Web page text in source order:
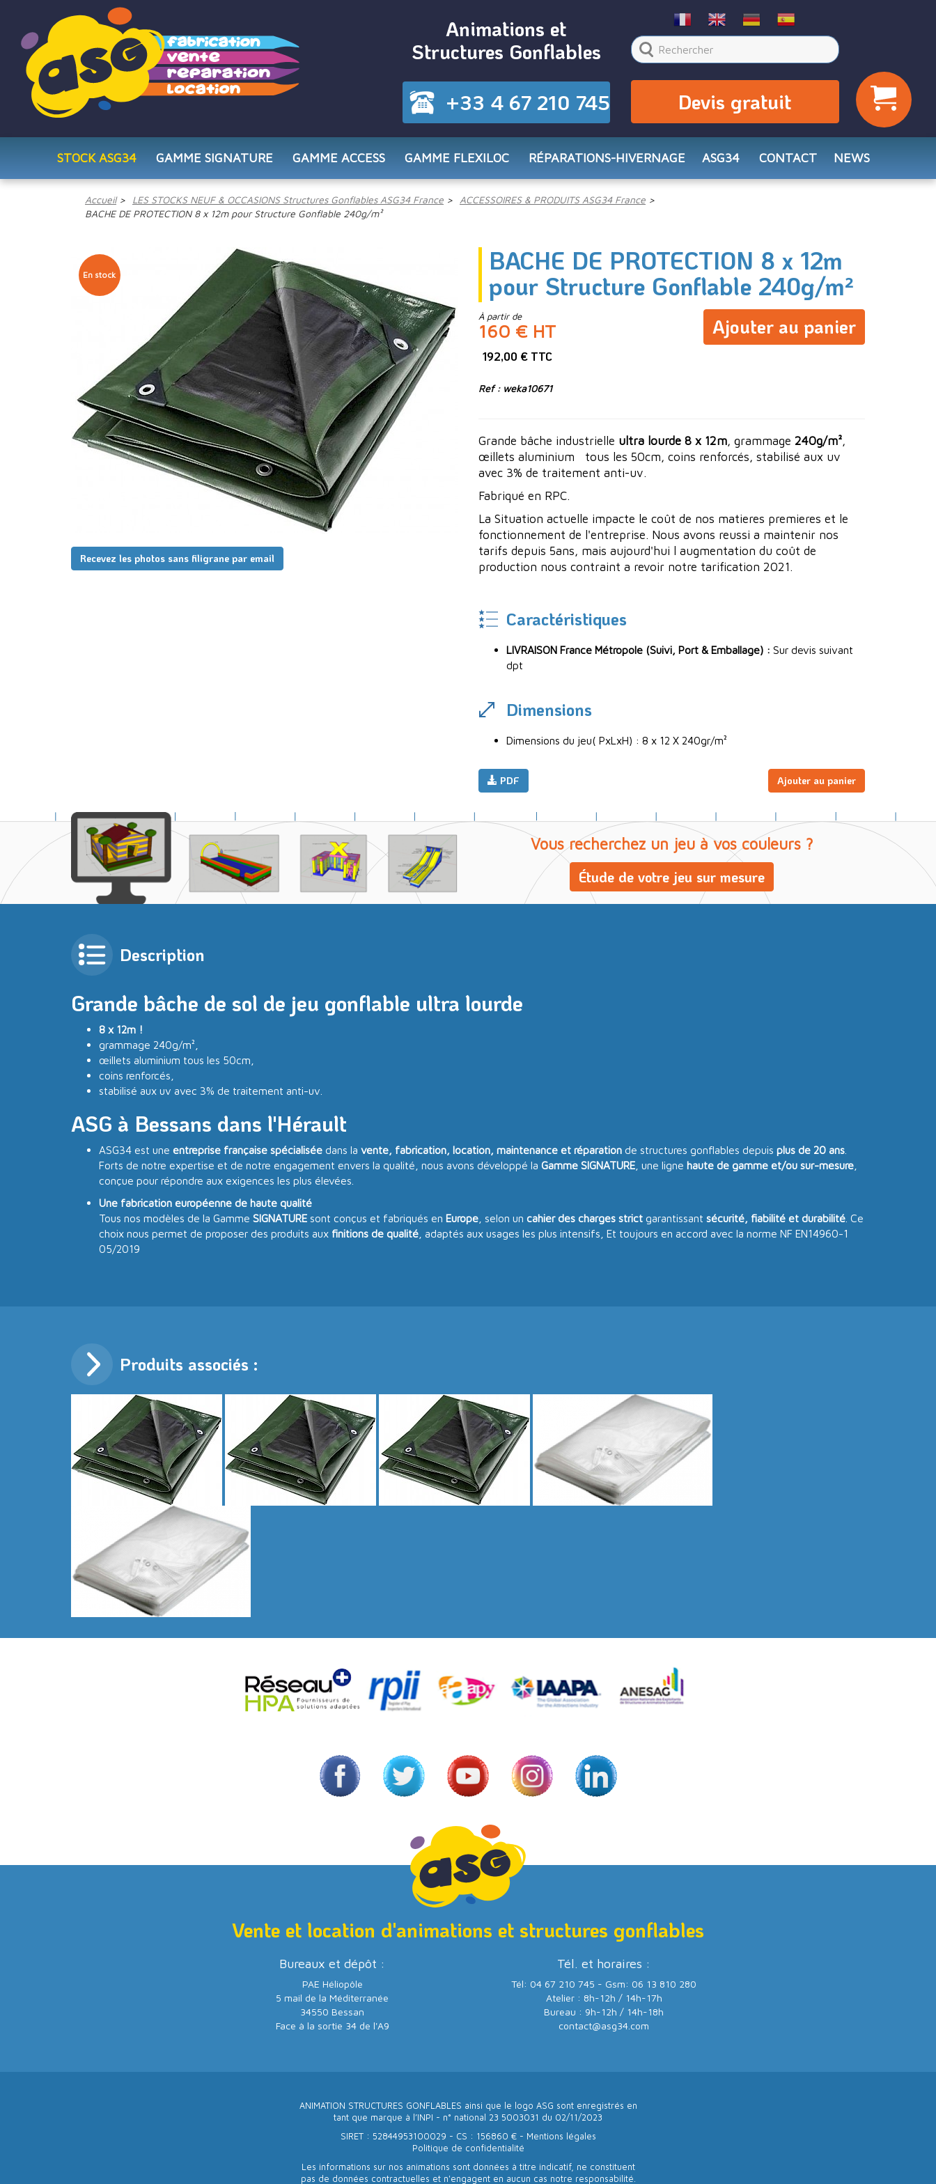
Animations et
Structures Gonflables
+33 4 67 210 745 Devis gratuit
STOCK ASG34 GAMME SIGNATURE GAMME ACCESS GAMME FLEXILOC RÉPARATIONS-HIVERNAGE ASG34 CONTACT NEWS
Accueil LES STOCKS NEUF & OCCASIONS Structures Gonflables ASG34 France
ACCESSOIRES & PRODUITS ASG34 France
BACHE DE PROTECTION 8 x 12m pour Structure Gonflable 240g/m²
Recevez les photos sans filigrane par email
En stock
BACHE DE PROTECTION 8 x 12m
pour Structure Gonflable 240g/m²
À partir de
160 € HT
192,00 € TTC
Ajouter au panier
Ref : weka10671
Grande bâche industrielle ultra lourde 8 x 12m, grammage 240g/m²,
œillets aluminium tous les 50cm, coins renforcés, stabilisé aux uv
avec 3% de traitement anti-uv.
Fabriqué en RPC.
La Situation actuelle impacte le coût de nos matieres premieres et le
fonctionnement de l'entreprise. Nous avons reussi a maintenir nos
tarifs depuis 5ans, mais aujourd'hui l augmentation du coût de
production nous contraint a revoir notre tarification 2021.
Caractéristiques
LIVRAISON France Métropole (Suivi, Port & Emballage) : Sur devis suivant
dpt
Dimensions
Dimensions du jeu( PxLxH) : 8 x 12 X 240gr/m²
Ajouter au panier
PDF
Vous recherchez un jeu à vos couleurs ?
Étude de votre jeu sur mesure
Description
Grande bâche de sol de jeu gonflable ultra lourde
8 x 12m !
grammage 240g/m²,
œillets aluminium tous les 50cm,
coins renforcés,
stabilisé aux uv avec 3% de traitement anti-uv.
ASG à Bessans dans l'Hérault
ASG34 est une entreprise française spécialisée dans la vente, fabrication, location, maintenance et réparation de structures gonflables depuis plus de 20 ans
Forts de notre expertise et de notre engagement envers la qualité, nous avons développé la Gamme SIGNATURE , une ligne haute de gamme et/ou sur-mesure
conçue pour répondre aux exigences les plus élevées.
Une fabrication européenne de haute qualité
Tous nos modèles de la Gamme SIGNATURE sont conçus et fabriqués en Europe , selon un cahier des charges strict garantissant sécurité, fiabilité et durabilité . Ce
choix nous permet de proposer des produits aux finitions de qualité , adaptés aux usages les plus intensifs, Et toujours en accord avec la norme NF EN14960-1
05/2019
Produits associés :
Vente et location d'animations et structures gonflables
Bureaux et dépôt :
PAE Héliopôle
5 mail de la Méditerranée
34550 Bessan
Face à la sortie 34 de l'A9
Tél. et horaires :
Tél: 04 67 210 745 - Gsm: 06 13 810 280
Atelier : 8h-12h / 14h-17h
Bureau : 9h-12h / 14h-18h
contact@asg34.com
ANIMATION STRUCTURES GONFLABLES ainsi que le logo ASG sont enregistrés en
tant que marque à l’INPI - n° national 23 5003031 du 02/11/2023
SIRET : 52844953100029 - CS : 156860 € - Mentions légales
Politique de confidentialité
Les informations sur nos animations sont données à titre indicatif, ne constituent
pas de données contractuelles et n'engagent en aucun cas notre responsabilité.